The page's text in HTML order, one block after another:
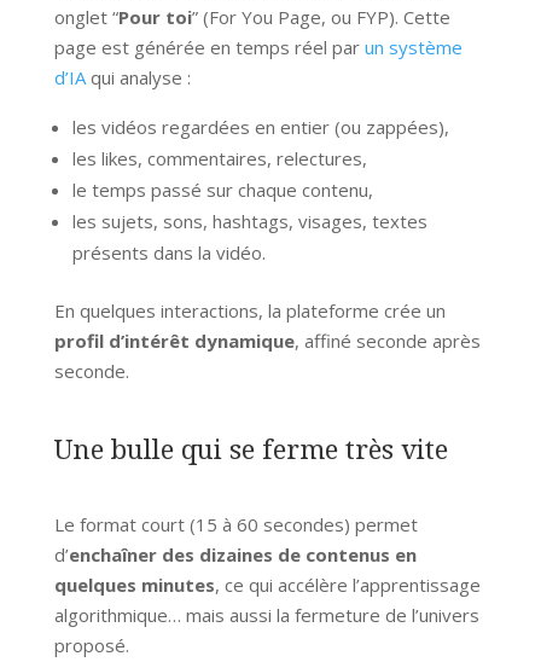
onglet “Pour toi” (For You Page, ou FYP). Cette
page est générée en temps réel par un système
d’IAqui analyse :
les vidéos regardées en entier (ou zappées),
les likes, commentaires, relectures,
le temps passé sur chaque contenu,
les sujets, sons, hashtags, visages, textes
présents dans la vidéo.
En quelques interactions, la plateforme crée un
profil d’intérêt dynamique, affiné seconde après
seconde.
Une bulle qui se ferme très vite
Le format court (15 à 60 secondes) permet
d’enchaîner des dizaines de contenus en
quelques minutes, ce qui accélère l’apprentissage
algorithmique… mais aussi la fermeture de l’univers
proposé.